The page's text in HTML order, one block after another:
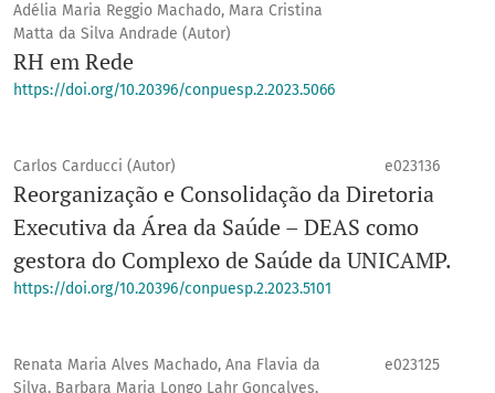
Adélia Maria Reggio Machado, Mara Cristina
Matta da Silva Andrade (Autor)
RH em Rede
https://doi.org/10.20396/conpuesp.2.2023.5066
Carlos Carducci (Autor) e023136
Reorganização e Consolidação da Diretoria
Executiva da Área da Saúde – DEAS como
gestora do Complexo de Saúde da UNICAMP.
https://doi.org/10.20396/conpuesp.2.2023.5101
Renata Maria Alves Machado, Ana Flavia da
Silva, Barbara Maria Longo Lahr Gonçalves,
e023125